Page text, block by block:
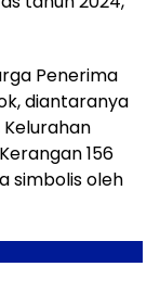
Penerima
diantaranya
156
simbolis oleh